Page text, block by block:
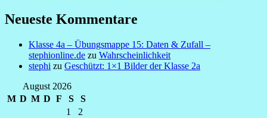
Neueste Kommentare
Klasse 4a – Übungsmappe 15: Daten & Zufall –
stephionline.de zu Wahrscheinlichkeit
stephi zu Geschützt: 1×1 Bilder der Klasse 2a
August 2026
M D M D F S
S
1
2